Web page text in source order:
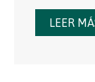
LEER